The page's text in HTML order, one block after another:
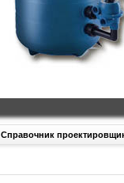
Справочник